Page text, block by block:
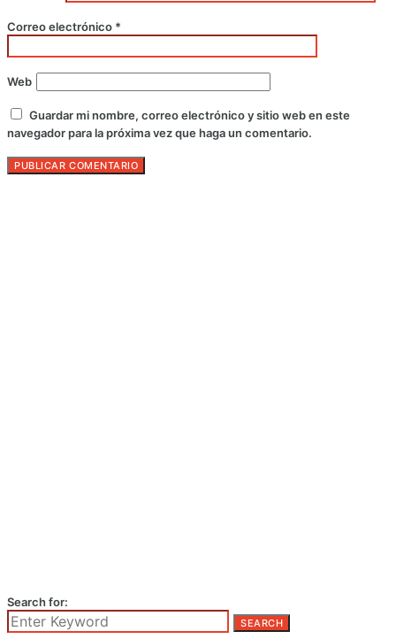
Correo electrónico *
Web
Guardar mi nombre, correo electrónico y sitio web en este
navegador para la próxima vez que haga un comentario.
Search for:
SEARCH